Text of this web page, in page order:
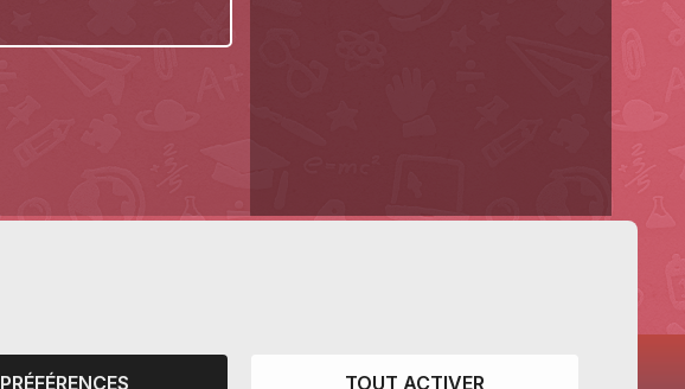
PRÉFÉRENCES TOUT ACTIVER